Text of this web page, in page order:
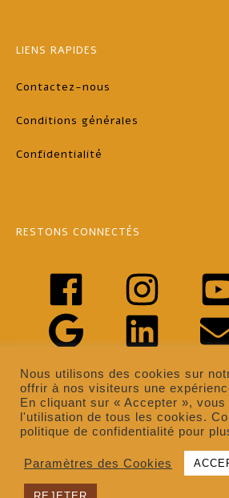
LIENS RAPIDES
Contactez-nous
Conditions générales
Confidentialité
RESTONS CONNECTÉS
Copyright © 2022 NF Artisans &
BE0826.143.654 - designed
Nous utilisons des cookies sur
offrir à nos visiteurs une
En cliquant sur « Accepter »,
l'utilisation de tous les cookies.
politique de confidentialité pour
Paramètres des Cookies